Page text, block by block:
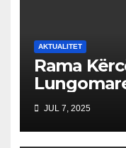
AKTUALITET
Rama
Trotuaret
për
JUL 7, 2025